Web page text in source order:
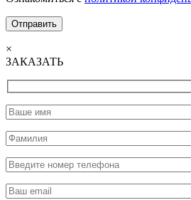
×
ЗАКАЗАТЬ